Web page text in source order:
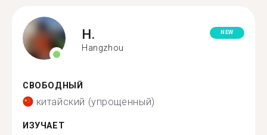
H.
Hangzhou
NEW
СВОБОДНЫЙ
китайский (упрощенный)
ИЗУЧАЕТ